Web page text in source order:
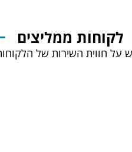
לקוחות ממליצים
על חווית השירות של